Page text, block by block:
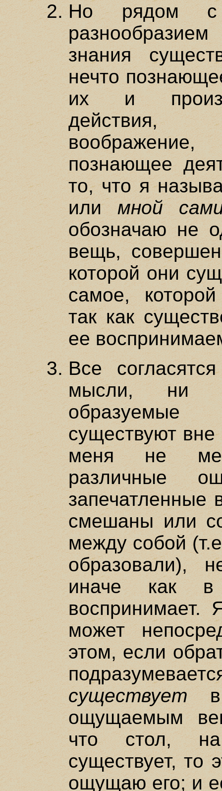
Но рядом с
знания
нечто
их и
действия,
познающее
то, что я
илимной
обозначаю не
вещь,
которой они
самое,
так как
ее
Все
мысли, ни
образуемые
существуют
меня не
различные
запечатленные
смешаны или
между собой
образовали),
иначе как
воспринимает.
может
этом, если
существуетв
ощущаемым
что стол,
существует, то
ощущаю его; и